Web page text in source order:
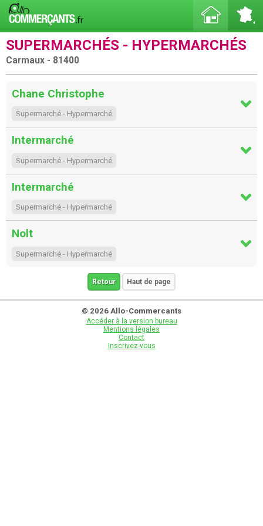
SUPERMARCHÉS - HYPERMARCHÉS
Carmaux - 81400
Chane Christophe
Supermarché - Hypermarché
Intermarché
Supermarché - Hypermarché
Intermarché
Supermarché - Hypermarché
Nolt
Supermarché - Hypermarché
Retour Haut de page
© 2026 Allo-Commercants
Accéder à la version bureau
Mentions légales
Contact
Inscrivez-vous